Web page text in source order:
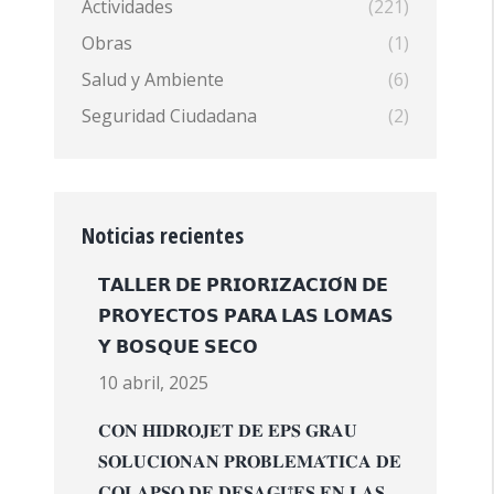
Actividades
(221)
Obras
(1)
Salud y Ambiente
(6)
Seguridad Ciudadana
(2)
Noticias recientes
𝗧𝗔𝗟𝗟𝗘𝗥 𝗗𝗘 𝗣𝗥𝗜𝗢𝗥𝗜𝗭𝗔𝗖𝗜𝗢́𝗡 𝗗𝗘
𝗣𝗥𝗢𝗬𝗘𝗖𝗧𝗢𝗦 𝗣𝗔𝗥𝗔 𝗟𝗔𝗦 𝗟𝗢𝗠𝗔𝗦
𝗬 𝗕𝗢𝗦𝗤𝗨𝗘 𝗦𝗘𝗖𝗢
10 abril, 2025
𝐂𝐎𝐍 𝐇𝐈𝐃𝐑𝐎𝐉𝐄𝐓 𝐃𝐄 𝐄𝐏𝐒 𝐆𝐑𝐀𝐔
𝐒𝐎𝐋𝐔𝐂𝐈𝐎𝐍𝐀𝐍 𝐏𝐑𝐎𝐁𝐋𝐄𝐌𝐀́𝐓𝐈𝐂𝐀 𝐃𝐄